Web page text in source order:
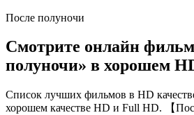
После полуночи
Смотрите онлайн
полуночи» в хорошем
Список лучших фильмов в HD
хорошем качестве HD и Full HD. 【